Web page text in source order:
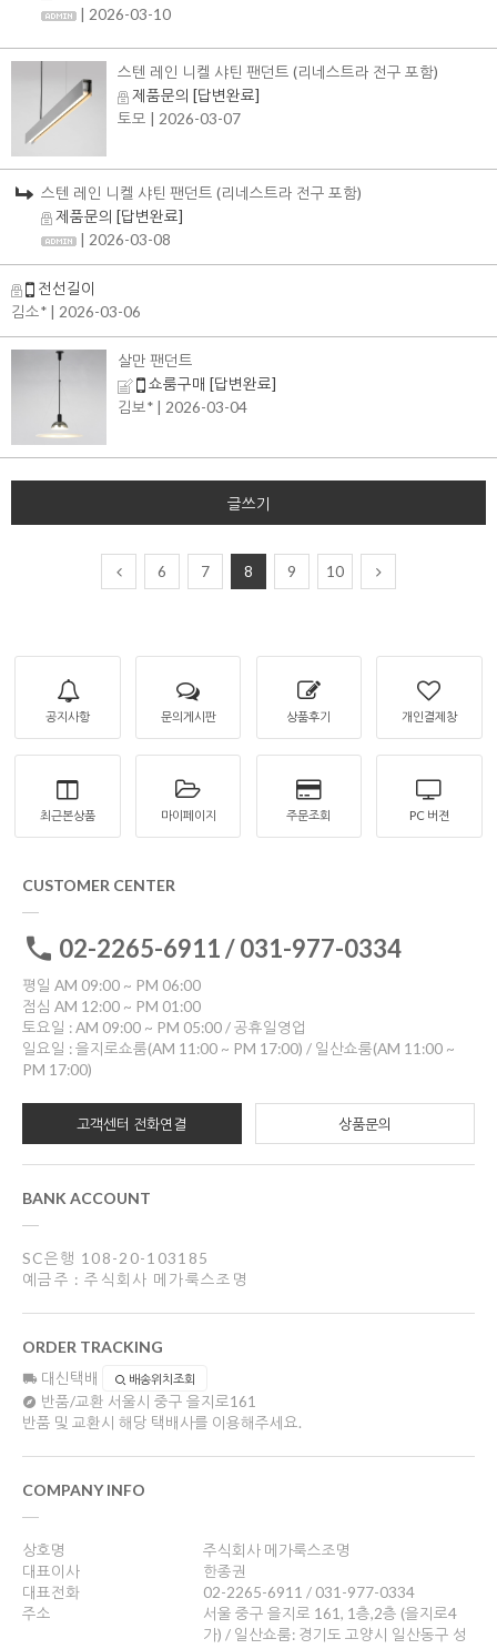
| 2026-03-10
스텐 레인 니켈 샤틴 팬던트 (리네스트라 전구 포함)
제품문의 [답변완료]
토모
| 2026-03-07
스텐 레인 니켈 샤틴 팬던트 (리네스트라 전구 포함)
제품문의 [답변완료]
| 2026-03-08
전선길이
김소*
| 2026-03-06
살만 팬던트
쇼룸구매 [답변완료]
김보*
| 2026-03-04
글쓰기
6 7 8 9 10
공지사항 문의게시판 상품후기 개인결제창
최근본상품 마이페이지 주문조회 PC 버젼
CUSTOMER CENTER
02-2265-6911 / 031-977-0334
평일 AM 09:00 ~ PM 06:00
점심 AM 12:00 ~ PM 01:00
토요일 : AM 09:00 ~ PM 05:00 / 공휴일영업
일요일 : 을지로쇼룸(AM 11:00 ~ PM 17:00) / 일산쇼룸(AM 11:00 ~
PM 17:00)
고객센터 전화연결 상품문의
BANK ACCOUNT
SC은행 108-20-103185
예금주 : 주식회사 메가룩스조명
ORDER TRACKING
대신택배 배송위치조회
반품/교환 서울시 중구 을지로161
반품 및 교환시 해당 택배사를 이용해주세요.
COMPANY INFO
상호명
주식회사 메가룩스조명
대표이사
한종권
대표전화
02-2265-6911 / 031-977-0334
주소
서울 중구 을지로 161, 1층,2층 (을지로4
가) / 일산쇼룸: 경기도 고양시 일산동구 성